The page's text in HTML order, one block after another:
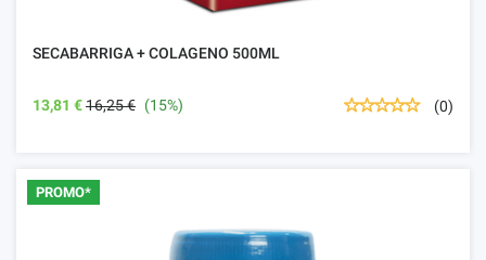
SECABARRIGA + COLAGENO 500ML
13,81 €16,25 € (15%) (0)
PROMO*